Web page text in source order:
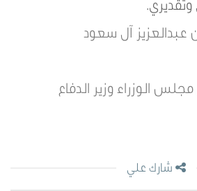
وتقديري.
آل سعود
مجلس الوزراء وزير الدفاع
شارك علي